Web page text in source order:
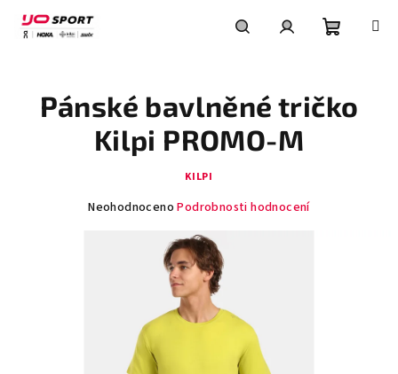
obsah
košík
Pánské bavlněné tričko
Kilpi PROMO-M
KILPI
Průměrné
hvězdiček.
Neohodnoceno Podrobnosti hodnocení